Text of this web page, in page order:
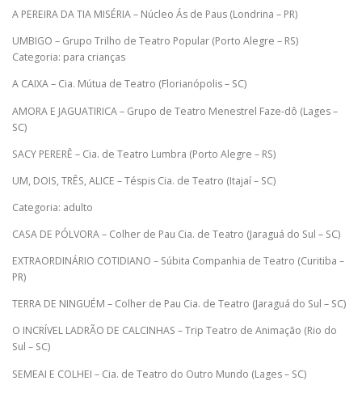
A PEREIRA DA TIA MISÉRIA – Núcleo Ás de Paus (Londrina – PR)
UMBIGO – Grupo Trilho de Teatro Popular (Porto Alegre – RS)
Categoria: para crianças
A CAIXA – Cia. Mútua de Teatro (Florianópolis – SC)
AMORA E JAGUATIRICA – Grupo de Teatro Menestrel Faze-dô (Lages –
SC)
SACY PERERÊ – Cia. de Teatro Lumbra (Porto Alegre – RS)
UM, DOIS, TRÊS, ALICE – Téspis Cia. de Teatro (Itajaí – SC)
Categoria: adulto
CASA DE PÓLVORA – Colher de Pau Cia. de Teatro (Jaraguá do Sul – SC)
EXTRAORDINÁRIO COTIDIANO – Súbita Companhia de Teatro (Curitiba –
PR)
TERRA DE NINGUÉM – Colher de Pau Cia. de Teatro (Jaraguá do Sul – SC)
O INCRÍVEL LADRÃO DE CALCINHAS – Trip Teatro de Animação (Rio do
Sul – SC)
SEMEAI E COLHEI – Cia. de Teatro do Outro Mundo (Lages – SC)